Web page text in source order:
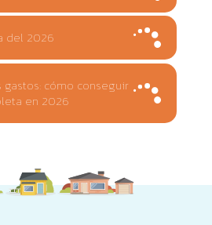
del 2026
cómo conseguir
en 2026